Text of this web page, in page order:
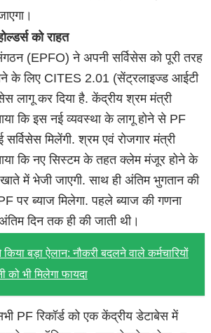
को राहत
संगठन (EPFO) ने अपनी सर्विसेस को पूरी तरह
के लिए CITES 2.01 (सेंट्रलाइज्ड आईटी
लागू कर दिया है. केंद्रीय श्रम मंत्री
कि इस नई व्यवस्था के लागू होने से PF
मिलेंगी. श्रम एवं रोजगार मंत्री
कि नए सिस्टम के तहत क्लेम मंजूर होने के
में भेजी जाएगी. साथ ही अंतिम भुगतान की
पर ब्याज मिलेगा. पहले ब्याज की गणना
दिन तक ही की जाती थी।
बड़ा ऐलान: नौकरी बदलने वाले कर्मचारियों
को भी मिलेगा फायदा
PF रिकॉर्ड को एक केंद्रीय डेटाबेस में